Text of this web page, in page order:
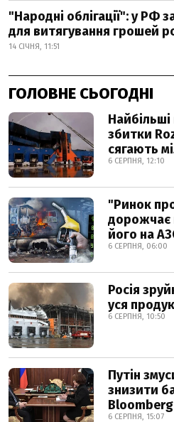
"Народні облігації": у РФ
для витягування грошей
14 СІЧНЯ, 11:51
ГОЛОВНЕ СЬОГОДНІ
Найбільші
збитки
сягають
6 СЕРПНЯ, 12:10
"Ринок
дорожчає
його на
6 СЕРПНЯ, 06:00
Росія
уся
6 СЕРПНЯ, 10:50
Путін
знизити
Bloomberg
6 СЕРПНЯ, 15:07